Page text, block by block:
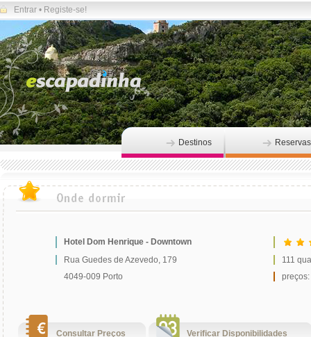
Entrar • Registe-se!
Destinos Reservas
Hotel Dom Henrique - Downtown
Rua Guedes de Azevedo, 179
111
4049-009 Porto
Consultar Preços Verificar Disponibilidades